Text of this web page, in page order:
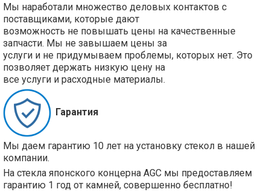
Мы наработали множество деловых контактов с
поставщиками, которые дают
возможность не повышать цены на качественные
запчасти. Мы не завышаем цены за
услуги и не придумываем проблемы, которых нет. Это
позволяет держать низкую цену на
все услуги и расходные материалы.
Гарантия
Мы даем гарантию 10 лет на установку стекол в нашей
компании.
На стекла японского концерна AGC мы предоставляем
гарантию 1 год от камней, совершенно бесплатно!